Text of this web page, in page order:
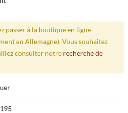
passer à la boutique en ligne
en Allemagne). Vous souhaitez
consulter notre recherche de